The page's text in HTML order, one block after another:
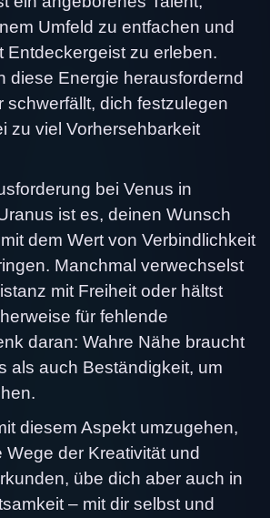
Umfeld zu entfachen und
Entdeckergeist zu erleben.
diese Energie herausfordernd
schwerfällt, dich festzulegen
zu viel Vorhersehbarkeit
bei Venus in
ist es, deinen Wunsch
dem Wert von Verbindlichkeit
Manchmal verwechselst
mit Freiheit oder hältst
für fehlende
daran: Wahre Nähe braucht
als auch Beständigkeit, um
diesem Aspekt umzugehen,
Wege der Kreativität und
übe dich aber auch in
– mit dir selbst und